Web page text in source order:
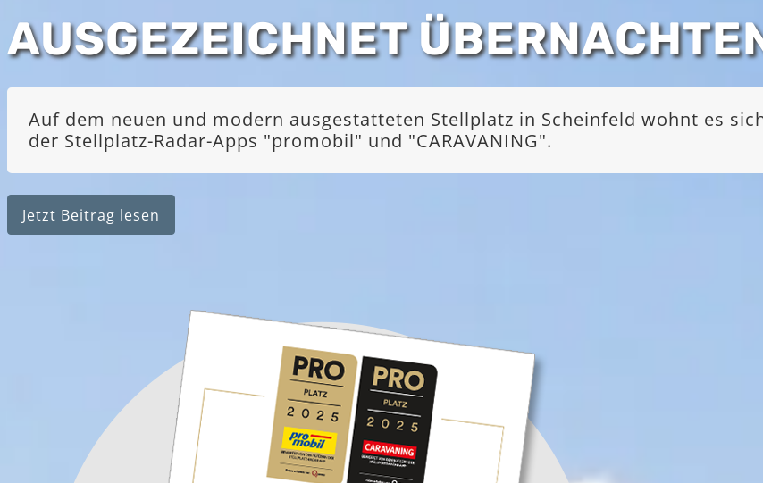
AUSGEZEICHNET
Auf dem neuen und modern ausgestatteten Stellplatz in Scheinfeld wohnt es
der Stellplatz-Radar-Apps "promobil" und "CARAVANING".
Jetzt Beitrag lesen